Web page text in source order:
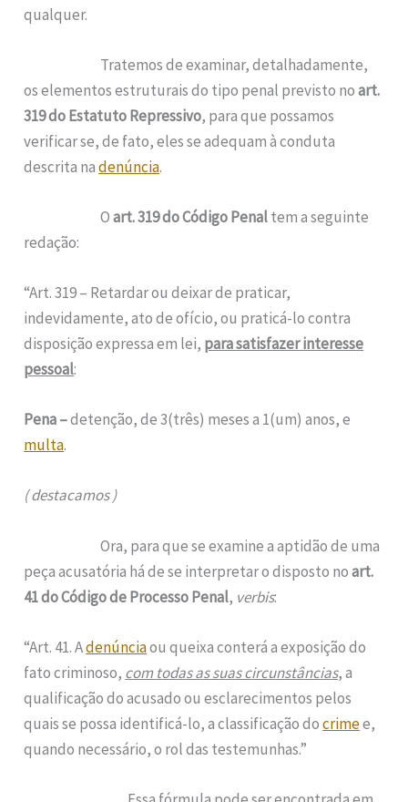
qualquer.
Tratemos de examinar, detalhadamente,
os elementos estruturais do tipo penal previsto noart.
319 do Estatuto Repressivo, para que possamos
verificar se, de fato, eles se adequam à conduta
descrita nadenúncia.
Oart. 319 do Código Penaltem a seguinte
redação:
“Art. 319 – Retardar ou deixar de praticar,
indevidamente, ato de ofício, ou praticá-lo contra
disposição expressa em lei, para satisfazer interesse
pessoal:
Pena –detenção, de 3(três) meses a 1(um) anos, e
multa.
( destacamos )
Ora, para que se examine a aptidão de uma
peça acusatória há de se interpretar o disposto noart.
41 do Código de Processo Penal, verbis:
“Art. 41. Adenúnciaou queixa conterá a exposição do
fato criminoso, com todas as suas circunstâncias, a
qualificação do acusado ou esclarecimentos pelos
quais se possa identificá-lo, a classificação docrimee,
quando necessário, o rol das testemunhas.”